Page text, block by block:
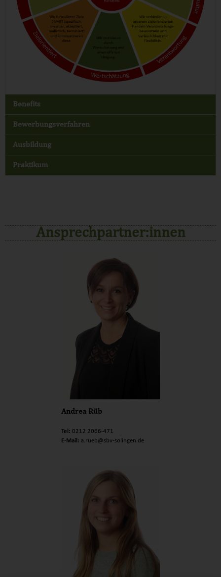
Benefits
Bewerbungsverfahren
Ausbildung
Praktikum
Ansprechpartner:innen
Andrea Rüb
Tel: 0212 2066-471
E-Mail: a.rueb@sbv-solingen.de